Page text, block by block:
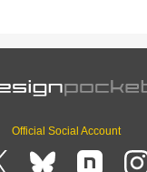
Official Social Account